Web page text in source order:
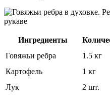
Ингредиенты
Говяжьи ребра
1.5 кг
Картофель
1 кг
Лук
2 шт.